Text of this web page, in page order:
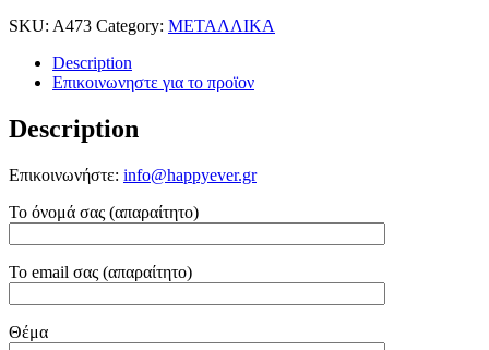
SKU: A473 Category: ΜΕΤΑΛΛΙΚΑ
Description
Επικοινωνηστε για το προϊoν
Description
Επικοινωνήστε: info@happyever.gr
Το όνομά σας (απαραίτητο)
Το email σας (απαραίτητο)
Θέμα